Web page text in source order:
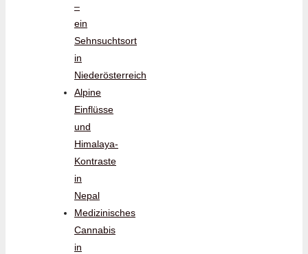
–
ein
Sehnsuchtsort
in
Niederösterreich
Alpine
Einflüsse
und
Himalaya-
Kontraste
in
Nepal
Medizinisches
Cannabis
in